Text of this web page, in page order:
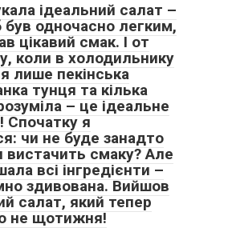
ідеальний салат –
одночасно легким,
цікавий смак. І от
коли в холодильнику
лише пекінська
тунця та кілька
– це ідеальне
Спочатку я
чи не буде занадто
вистачить смаку? Але
всі інгредієнти –
здивована. Вийшов
салат, який тепер
не щотижня!